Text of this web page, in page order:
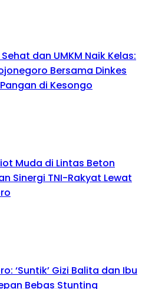
dan UMKM Naik Kelas:
Bersama Dinkes
di Kesongo
Muda di Lintas Beton
Sinergi TNI-Rakyat Lewat
‘Suntik’ Gizi Balita dan Ibu
Bebas Stunting